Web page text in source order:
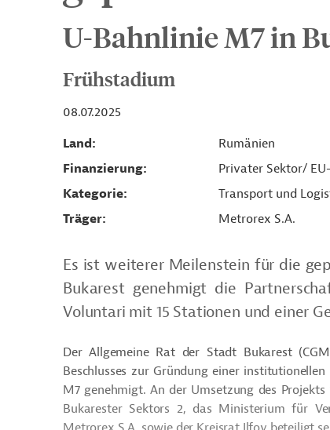
U-Bahnlinie M7 in
Frühstadium
08.07.2025
Land
Rumänien
Finanzierung
Privater Sektor/
Kategorie
Transport und
Träger
Metrorex S.A.
Es ist weiterer Meilenstein für die
Bukarest genehmigt die
Voluntari mit 15 Stationen und einer
Der Allgemeine Rat der Stadt Bukarest
Beschlusses zur Gründung einer
M7 genehmigt. An der Umsetzung des
Bukarester Sektors 2, das Ministerium für